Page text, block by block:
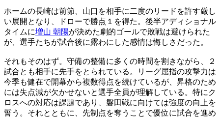
ホームの長崎は前節、山口を相手に二度のリードを許す厳し
い展開となり、ドローで勝点１を得た。後半アディショナル
タイムに増山 朝陽が決めた劇的ゴールで敗戦は避けられた
が、選手たちが試合後に露わにした感情は悔しさだった。
それもそのはず。守備の整備に多くの時間を割きながら、２
試合とも相手に先手をとられている。リーグ屈指の攻撃力は
今季も健在で開幕から複数得点を続けているが、昇格のため
には失点減が欠かせないと選手全員が理解している。特にク
ロスへの対応は課題であり、磐田戦に向けては強度の向上を
誓う。それとともに、先制点を奪うことで優位に試合を進め